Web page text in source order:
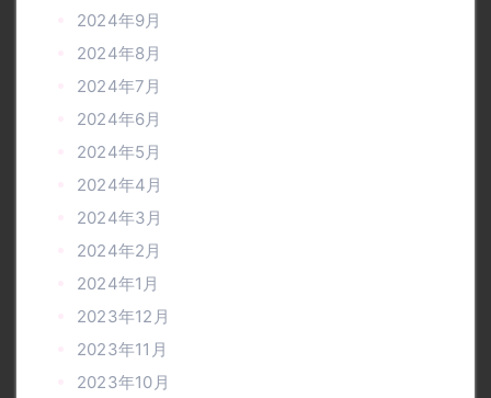
2024年9月
2024年8月
2024年7月
2024年6月
2024年5月
2024年4月
2024年3月
2024年2月
2024年1月
2023年12月
2023年11月
2023年10月